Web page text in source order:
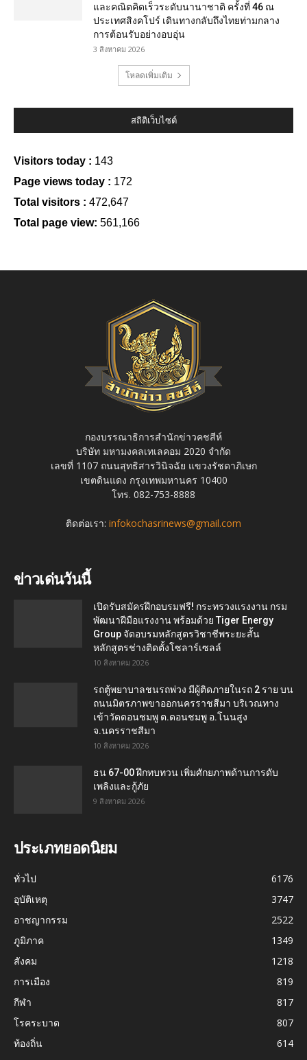
และคณิตคิดเร็วระดับนานาชาติ ครั้งที่ 46 ณ
ประเทศสิงคโปร์ เดินทางกลับถึงไทยท่ามกลาง
การต้อนรับอย่างอบอุ่น
3 สิงหาคม 2026
โหลดเพิ่มเติม
สถิติเว็บไซต์
Visitors today : 143
Page views today : 172
Total visitors : 472,647
Total page view: 561,166
กองบรรณาธิการสำนักข่าวคชสีห์
บริษัท มหามงคลเทเลคอม 2020 จำกัด
เลขที่ 1107 ถนนสุทธิสารวินิจฉัย แขวงรัชดาภิเษก
เขตดินแดง กรุงเทพมหานคร 10400
โทร. 082-753-8888
ติดต่อเรา: infokochasrinews@gmail.com
ข่าวเด่นวันนี้
เปิดรับสมัครฝึกอบรมฟรี! กระทรวงแรงงาน กรม
พัฒนาฝีมือแรงงาน พร้อมด้วย Tiger Energy
Group จัดอบรมหลักสูตรวิชาชีพระยะสั้น
หลักสูตรช่างติดตั้งโซลาร์เซลล์
10 สิงหาคม 2026
รถตู้พยาบาลชนรถพ่วง มีผู้ติดภายในรถ 2 ราย บน
ถนนมิตรภาพขาออกนครราชสีมา บริเวณทาง
เข้าวัดดอนชมพู ต.ดอนชมพู อ.โนนสูง
จ.นครราชสีมา
10 สิงหาคม 2026
ธน 67-00 ฝึกทบทวน เพิ่มศักยภาพด้านการดับ
เพลิงและกู้ภัย
9 สิงหาคม 2026
ประเภทยอดนิยม
ทั่วไป
6176
อุบัติเหตุ
3747
อาชญากรรม
2522
ภูมิภาค
1349
สังคม
1218
การเมือง
819
กีฬา
817
โรคระบาด
807
ท้องถิ่น
614